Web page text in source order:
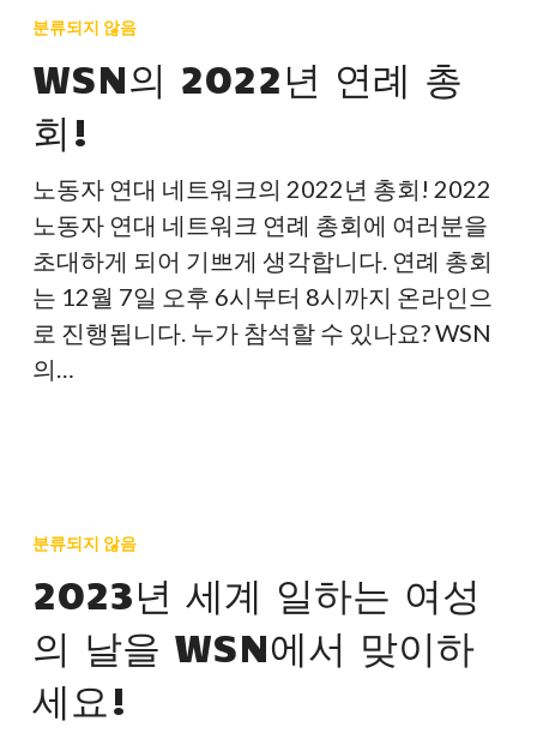
의
년
연
총
회!
분류되지 않음
WSN의 2022년 연례 총
회!
노동자 연대 네트워크의 2022년 총회! 2022
노동자 연대 네트워크 연례 총회에 여러분을
초대하게 되어 기쁘게 생각합니다. 연례 총회
는 12월 7일 오후 6시부터 8시까지 온라인으
로 진행됩니다. 누가 참석할 수 있나요? WSN
의…
년
계
일
는
분류되지 않음
2023년 세계 일하는 여성
의 날을 WSN에서 맞이하
세요!